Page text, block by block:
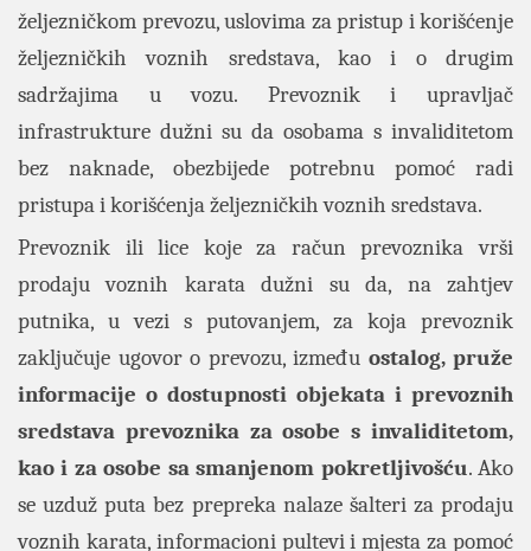
željezničkom prevozu, uslovima za pristup i korišćenje
željezničkih voznih sredstava, kao i o drugim
sadržajima u vozu. Prevoznik i upravljač
infrastrukture dužni su da osobama s invaliditetom
bez naknade, obezbijede potrebnu pomoć radi
pristupa i korišćenja željezničkih voznih sredstava.
Prevoznik ili lice koje za račun prevoznika vrši
prodaju voznih karata dužni su da, na zahtjev
putnika, u vezi s putovanjem, za koja prevoznik
zaključuje ugovor o prevozu, između ostalog, pruže
informacije o dostupnosti objekata i prevoznih
sredstava prevoznika za osobe s invaliditetom,
kao i za osobe sa smanjenom pokretljivošću. Ako
se uzduž puta bez prepreka nalaze šalteri za prodaju
voznih karata, informacioni pultevi i mjesta za pomoć